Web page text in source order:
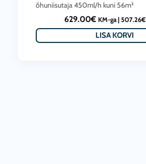
õhuniisutaja 450ml/h kuni 56m²
629.00€ KM-ga | 507.26€
LISA KORVI